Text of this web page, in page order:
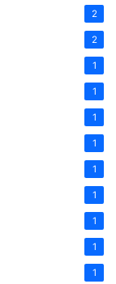
2
2
1
1
1
1
1
1
1
1
1